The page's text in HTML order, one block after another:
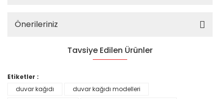
Önerileriniz
Tavsiye Edilen Ürünler
Etiketler :
duvar kağıdı
duvar kağıdı modelleri